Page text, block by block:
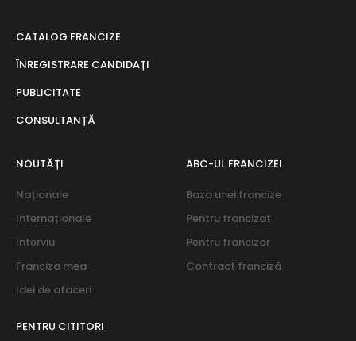
CATALOG FRANCIZE
ÎNREGISTRARE CANDIDAȚI
PUBLICITATE
CONSULTANȚĂ
NOUTĂȚI
Naționale
Internaționale
Interviu
Franciza mea
Idei de afaceri
ABC-UL FRANCIZEI
Baza unei francize
Pentru francizat
Pentru francizor
Contract franciză
PENTRU CITITORI